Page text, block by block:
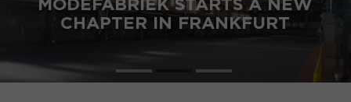
MODEFABRIEK STARTS A NEW
CHAPTER IN FRANKFURT